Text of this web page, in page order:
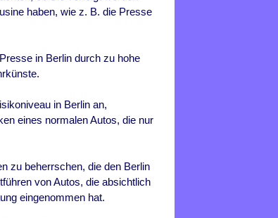
haben, wie z. B. die Presse
in Berlin durch zu hohe
in Berlin an,
eines normalen Autos, die nur
zu beherrschen, die den Berlin
von Autos, die absichtlich
eingenommen hat.